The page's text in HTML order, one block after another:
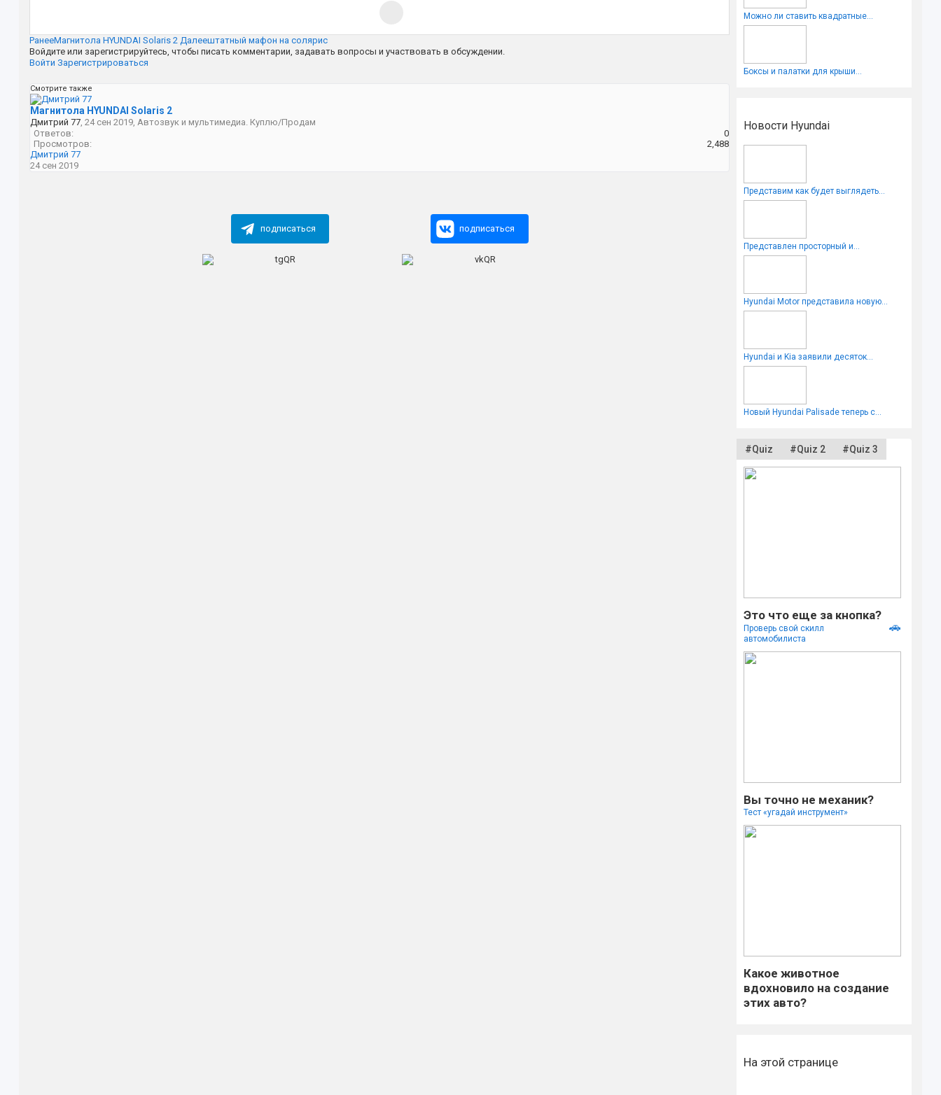
РанееМагнитола HYUNDAI Solaris 2 Далеештатный мафон на солярис
Войдите или зарегистрируйтесь, чтобы писать комментарии, задавать вопросы и участвовать в обсуждении.
Войти Зарегистрироваться
Смотрите также
Магнитола HYUNDAI Solaris 2
Дмитрий 77, 24 сен 2019, Автозвук и мультимедиа. Куплю/Продам
Ответов:
0
Просмотров:
2,488
Дмитрий 77
24 сен 2019
подписаться подписаться
Можно ли ставить квадратные...
Боксы и палатки для крыши...
Новости Hyundai
Представим как будет выглядеть...
Представлен просторный и...
Hyundai Motor представила новую...
Hyundai и Kia заявили десяток...
Новый Hyundai Palisade теперь с...
#Quiz #Quiz 2 #Quiz 3
Это что еще за кнопка?
Проверь свой скилл
автомобилиста
🚗
Вы точно не механик?
Тест «угадай инструмент»
Какое животное
вдохновило на создание
этих авто?
На этой странице